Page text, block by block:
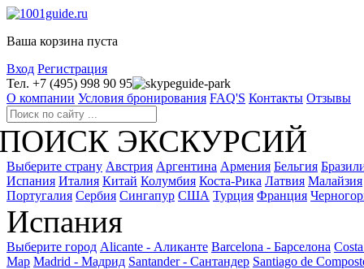
Ваша корзина пуста
Вход Регистрация
Тел. +7 (495) 998 90 95
guide-park
О компании Условия бронирования FAQ'S Контакты Отзывы
ЭКСКУРСИЙ
Выберите страну Австрия Аргентина Армения Бельгия
Испания Италия Китай Колумбия Коста-Рика Латвия Малайзия
Португалия Сербия Сингапур США Турция Франция
Испания
Выберите город Alicante - Аликанте Barcelona - Барселона
Мар Madrid - Мадрид Santander - Сантандер Santiago de